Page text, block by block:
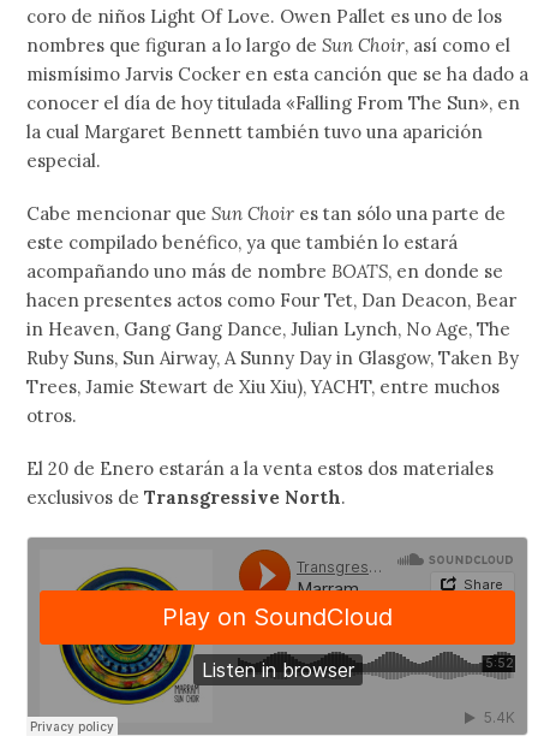
coro de niños Light Of Love. Owen Pallet es uno de los
nombres que figuran a lo largo deSun Choir, así como el
mismísimo Jarvis Cocker en esta canción que se ha dado a
conocer el día de hoy titulada «Falling From The Sun», en
la cual Margaret Bennett también tuvo una aparición
especial.
Cabe mencionar queSun Choir es tan sólo una parte de
este compilado benéfico, ya que también lo estará
acompañando uno más de nombreBOATS, en donde se
hacen presentes actos como Four Tet, Dan Deacon, Bear
in Heaven, Gang Gang Dance, Julian Lynch, No Age, The
Ruby Suns, Sun Airway, A Sunny Day in Glasgow, Taken By
Trees, Jamie Stewart de Xiu Xiu), YACHT, entre muchos
otros.
El 20 de Enero estarán a la venta estos dos materiales
exclusivos de Transgressive North.